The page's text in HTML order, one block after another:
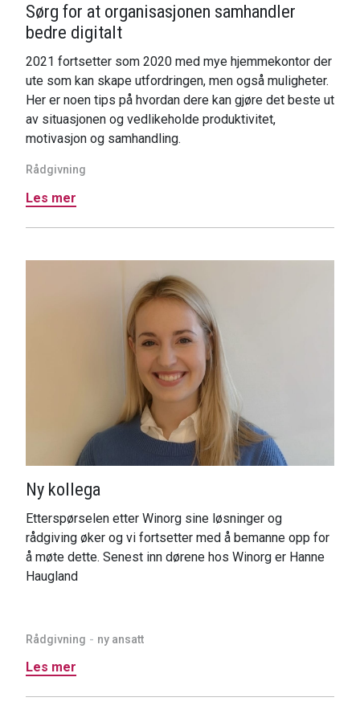
Sørg for at organisasjonen samhandler
bedre digitalt
2021 fortsetter som 2020 med mye hjemmekontor der
ute som kan skape utfordringen, men også muligheter.
Her er noen tips på hvordan dere kan gjøre det beste ut
av situasjonen og vedlikeholde produktivitet,
motivasjon og samhandling.
Rådgivning
Les mer
Ny kollega
Etterspørselen etter Winorg sine løsninger og
rådgiving øker og vi fortsetter med å bemanne opp for
å møte dette. Senest inn dørene hos Winorg er Hanne
Haugland
Rådgivning ny ansatt
Les mer